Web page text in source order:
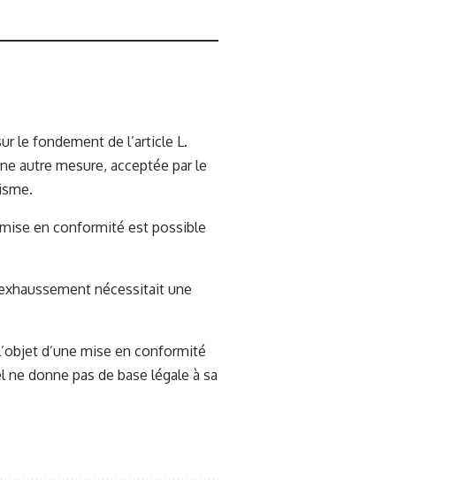
le fondement de l’article L.
autre mesure, acceptée par le
en conformité est possible
nécessitait une
d’une mise en conformité
ne donne pas de base légale à sa